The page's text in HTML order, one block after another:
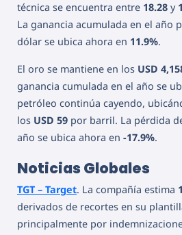
técnica se encuentra entre 18.28 y
La ganancia acumulada en el año
dólar se ubica ahora en 11.9%.
El oro se mantiene en los USD
ganancia cumulada en el año se
petróleo continúa cayendo,
los USD 59 por barril. La pérdida
año se ubica ahora en -17.9%.
Noticias Globales
TGT – Target. La compañía estima
derivados de recortes en su
principalmente por